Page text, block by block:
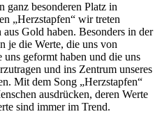
ganz besonderen Platz in
„Herzstapfen“ wir treten
Gold haben. Besonders in der
je die Werte, die uns von
geformt haben und die uns
und ins Zentrum unseres
Mit dem Song „Herzstapfen“
ausdrücken, deren Werte
sind immer im Trend.